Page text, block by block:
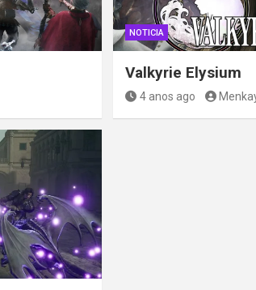
NOTICIA
Valkyrie Elysium
4 anos ago